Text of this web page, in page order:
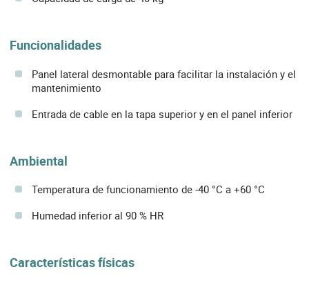
Funcionalidades
Panel lateral desmontable para facilitar la instalación y el
mantenimiento
Entrada de cable en la tapa superior y en el panel inferior
Ambiental
Temperatura de funcionamiento de -40 °C a +60 °C
Humedad inferior al 90 % HR
Características físicas